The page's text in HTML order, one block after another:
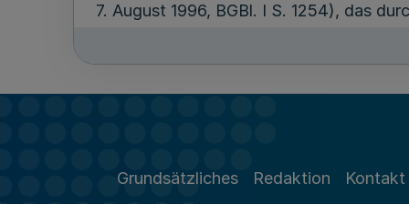
7. August 1996, BGBl. I S. 1254), das
(1) Nach dieser Dienstordnung darf nur
Grundsätzliches Redaktion Kontakt